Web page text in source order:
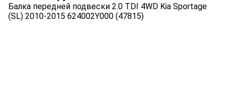
Балка передней подвески 2.0 TDI 4WD Kia Sportage
(SL) 2010-2015 624002Y000 (47815)